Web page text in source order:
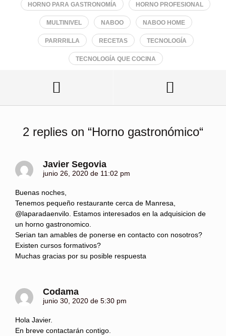
HORNO PARA GASTRONOMÍA HORNO PROFESIONAL
MULTINIVEL NABOO NABOO HOME
PARRRILLA RECETAS TECNOLOGÍA
TECNOLOGÍA QUE COCINA
2 replies on “Horno gastronómico“
Javier Segovia
junio 26, 2020 de 11:02 pm
Buenas noches,
Tenemos pequeño restaurante cerca de Manresa,
@laparadaenvilo. Estamos interesados en la adquisicion de
un horno gastronomico.
Serian tan amables de ponerse en contacto con nosotros?
Existen cursos formativos?
Muchas gracias por su posible respuesta
Codama
junio 30, 2020 de 5:30 pm
Hola Javier.
En breve contactarán contigo.